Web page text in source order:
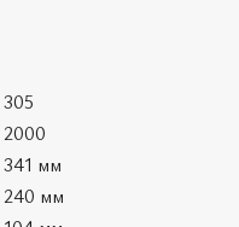
305
2000
341 мм
240 мм